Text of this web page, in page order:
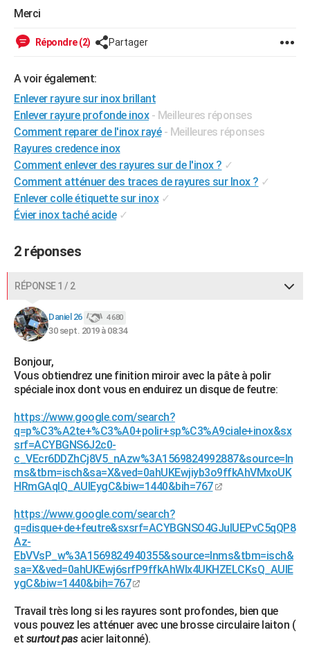
GUIDES D'ACHAT
BONS PLANS
DICTIONNAIRE
Dictionnaire
Biographies
Citations
Expressions
Proverbes
PROGRAMME TV
COPAINS D'AVANT
S'inscrire
Se connecter
Lycées
Collèges
Primaires
Universités
Entreprises
Service militaire
Avis de recherche
AVIS DE DÉCÈS
FORUM
Merci
Répondre (2) Partager
A voir également:
Enlever rayure sur inox brillant
Enlever rayure profonde inox - Meilleures réponses
Comment reparer de l'inox rayé - Meilleures réponses
Rayures credence inox
Comment enlever des rayures sur de l'inox ? ✓
Comment atténuer des traces de rayures sur Inox ? ✓
Enlever colle étiquette sur inox ✓
Évier inox taché acide ✓
2 réponses
RÉPONSE 1 / 2
Daniel 26 4 680
30 sept. 2019 à 08:34
Bonjour,
Vous obtiendrez une finition miroir avec la pâte à polir
spéciale inox dont vous en enduirez un disque de feutre:
https://www.google.com/search?
q=p%C3%A2te+%C3%A0+polir+sp%C3%A9ciale+inox&sx
srf=ACYBGNS6J2c0-
c_VEcr6DDZhCj8V5_nAzw%3A1569824992887&source=ln
ms&tbm=isch&sa=X&ved=0ahUKEwjiyb3o9ffkAhVMxoUK
HRmGAqIQ_AUIEygC&biw=1440&bih=767
https://www.google.com/search?
q=disque+de+feutre&sxsrf=ACYBGNSO4GJulUEPvC5qQP8
Az-
EbVVsP_w%3A1569824940355&source=lnms&tbm=isch&
sa=X&ved=0ahUKEwj6srfP9ffkAhWlx4UKHZELCKsQ_AUIE
ygC&biw=1440&bih=767
Travail très long si les rayures sont profondes, bien que
vous pouvez les atténuer avec une brosse circulaire laiton (
et surtout pasacier laitonné).